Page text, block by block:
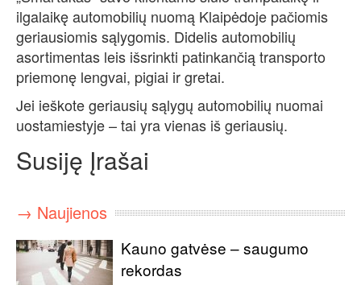
ilgalaikę automobilių nuomą Klaipėdoje pačiomis
geriausiomis sąlygomis. Didelis automobilių
asortimentas leis išsrinkti patinkančią transporto
priemonę lengvai, pigiai ir gretai.
Jei ieškote geriausių sąlygų automobilių nuomai
uostamiestyje – tai yra vienas iš geriausių.
Susiję Įrašai
→ Naujienos
Kauno gatvėse – saugumo
rekordas